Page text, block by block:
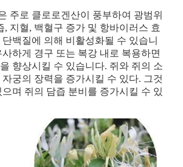
주로 클로로겐산이 풍부하여 광범위
, 지혈, 백혈구 증가 및 항바이러스 효
백질에 의해 비활성화될 수 있습니
하게 경구 또는 복강 내로 복용하면
향상시킬 수 있습니다. 쥐와 쥐의 소
궁의 장력을 증가시킬 수 있다. 그것
며 쥐의 담즙 분비를 증가시킬 수 있